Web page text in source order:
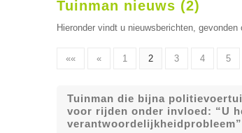
Tuinman nieuws (2)
Hieronder vindt u nieuwsberichten,
«« « 1 2 3 4 5
Tuinman die bijna
voor rijden onder invloed: “U
verantwoordelijkheidprobleem”